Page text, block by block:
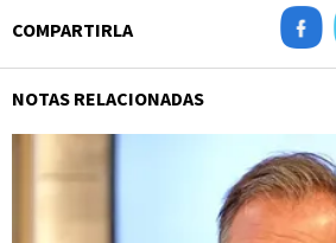
COMPARTIRLA
NOTAS RELACIONADAS